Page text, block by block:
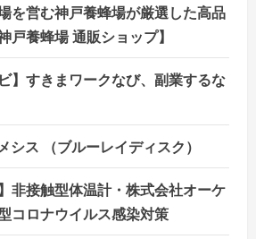
を営む神戸養蜂場が厳選した高品
戸養蜂場 通販ショップ】
】すきまワークなび、副業するな
シス （ブルーレイディスク）
非接触型体温計・株式会社オーケ
コロナウイルス感染対策